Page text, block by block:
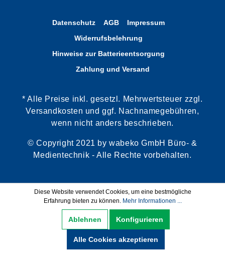
Datenschutz AGB
Impressum
Widerrufsbelehrung
Hinweise zur Batterieentsorgung
Zahlung und Versand
* Alle Preise inkl. gesetzl. Mehrwertsteuer zzgl.
Versandkosten und ggf. Nachnamegebühren,
wenn nicht anders beschrieben.
© Copyright 2021 by wabeko GmbH Büro- &
Medientechnik - Alle Rechte vorbehalten.
Diese Website verwendet Cookies, um eine bestmögliche
Erfahrung bieten zu können. Mehr Informationen ...
Ablehnen Konfigurieren
Alle Cookies akzeptieren